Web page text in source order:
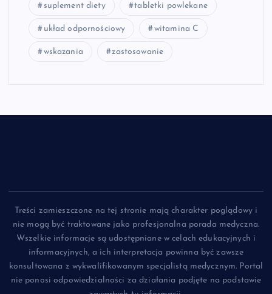
suplement diety tabletki powlekane
układ odpornościowy witamina C
wskazania zastosowanie
Treści zamieszczone na tej stronie mają charakter poglądowy i
nie mogą być traktowane jako profesjonalna porada medyczna.
Wszelkie informacje są udostępniane w celach edukacyjnych i
informacyjnych, a ich interpretacja powinna być zawsze
konsultowana z wykwalifikowanym specjalistą medycznym. Portal
nie ponosi odpowiedzialności za działania podjęte na podstawie